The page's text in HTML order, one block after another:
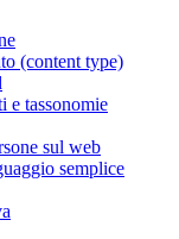
(content type)
e tassonomie
sul web
semplice